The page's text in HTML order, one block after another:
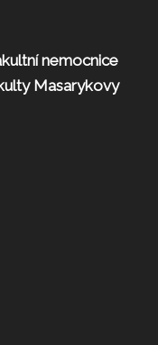
nemocnice
Masarykovy